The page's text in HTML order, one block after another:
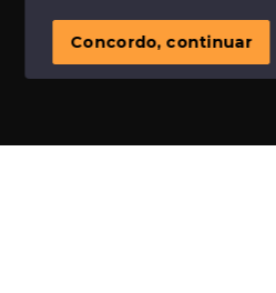
SITE PARA IMOBILIARIA
Concordo, continuar